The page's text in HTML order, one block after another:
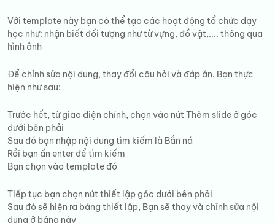
Với template này bạn có thể tạo các hoạt động tổ chức dạy
học như: nhận biết đối tượng như từ vựng, đồ vật,.... thông qua
hình ảnh
Để chỉnh sửa nội dung, thay đổi câu hỏi và đáp án. Bạn thực
hiện như sau:
Trước hết, từ giao diện chính, chọn vào nút Thêm slide ở góc
dưới bên phải
Sau đó bạn nhập nội dung tìm kiếm là Bắn ná
Rồi bạn ấn enter để tìm kiếm
Bạn chọn vào template đó
Tiếp tục bạn chọn nút thiết lập góc dưới bên phải
Sau đó sẽ hiện ra bảng thiết lập, Bạn sẽ thay và chỉnh sửa nội
dung ở bảng này